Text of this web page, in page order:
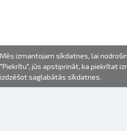
Mēs izmantojam sīkdatnes, lai
"Piekrītu", jūs apstiprināt, ka piekrītat
izdzēšot saglabātās sīkdatnes.